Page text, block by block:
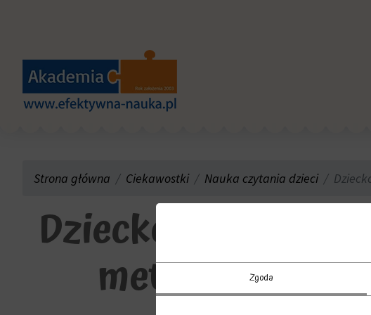
Strona główna Ciekawostki Nauka czytania dzieci
Dziecko w klasie
metody i Zgoda